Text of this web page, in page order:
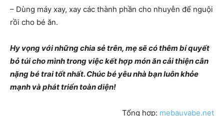
– Dùng máy xay, xay các thành phần cho nhuyễn để nguội
rồi cho bé ăn.
Hy vọng với những chia sẻ trên, mẹ sẽ có thêm bí quyết
bỏ túi cho mình trong việc kết hợp món ăn cải thiện cân
nặng bé traitốt nhất. Chúc bé yêu nhà bạn luôn khỏe
mạnh và phát triển toàn diện!
Tổng hợp: mebauvabe.net